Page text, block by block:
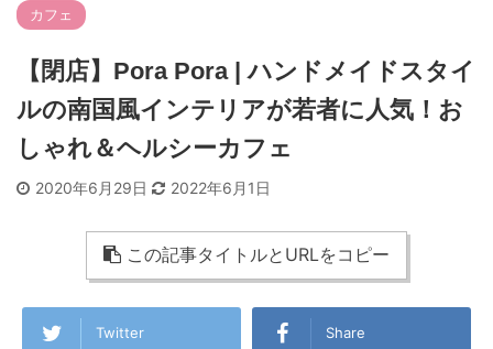
カフェ
【閉店】Pora Pora | ハンドメイドスタイ
ルの南国風インテリアが若者に人気！お
しゃれ＆ヘルシーカフェ
2020年6月29日 2022年6月1日
この記事タイトルとURLをコピー
Twitter Share